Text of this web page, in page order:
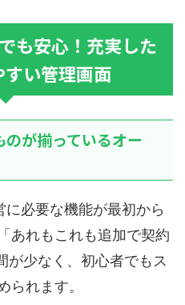
も安心！充実した
い管理画面
が揃っているオー
必要な機能が最初から
あれもこれも追加で契約
が少なく、初心者でもス
られます。